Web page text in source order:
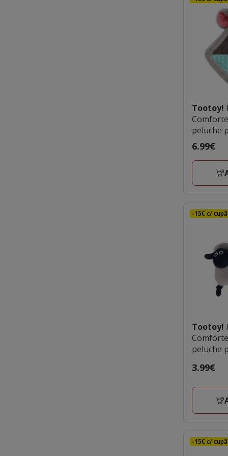
Tootoy!
peluche
Preço
6.99€
6.99€
-15€ c/
Tootoy!
peluche
Preço
3.99€
-15€ c/